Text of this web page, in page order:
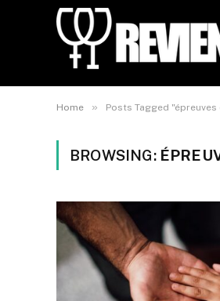
Home » Posts Tagged
BROWSING: